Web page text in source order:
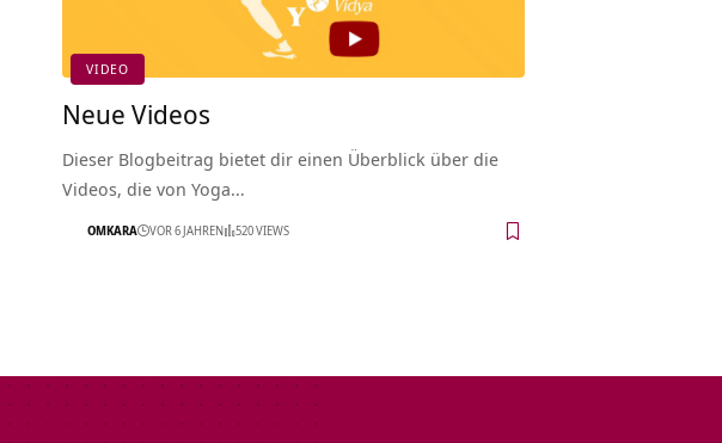
VIDEO
Neue Videos
Dieser Blogbeitrag bietet dir einen Überblick über die
Videos, die von Yoga…
OMKARA VOR 6 JAHREN 520 VIEWS